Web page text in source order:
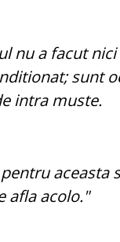
nu a facut
sunt
intra muste.
aceasta
afla acolo."